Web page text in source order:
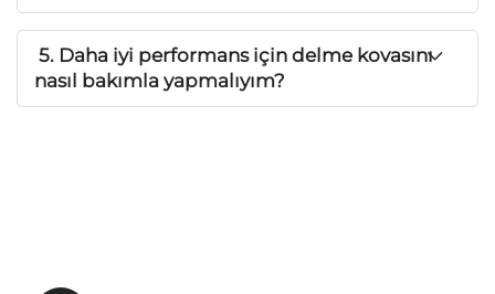
5. Daha iyi performans için delme kovasını
nasıl bakımla yapmalıyım?